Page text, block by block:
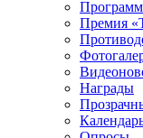
Премия
Награды